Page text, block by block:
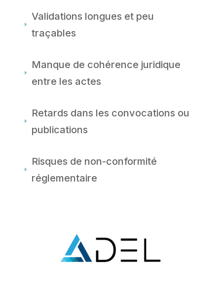
E
Validations longues et peu
traçables
E
Manque de cohérence juridique
entre les actes
E
Retards dans les convocations ou
publications
E
Risques de non-conformité
réglementaire